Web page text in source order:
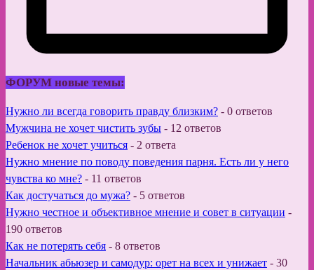
ФОРУМ новые темы:
Нужно ли всегда говорить правду близким? - 0 ответов
Мужчина не хочет чистить зубы - 12 ответов
Ребенок не хочет учиться - 2 ответа
Нужно мнение по поводу поведения парня. Есть ли у него
чувства ко мне? - 11 ответов
Как достучаться до мужа? - 5 ответов
Нужно честное и объективное мнение и совет в ситуации -
190 ответов
Как не потерять себя - 8 ответов
Начальник абьюзер и самодур: орет на всех и унижает - 30